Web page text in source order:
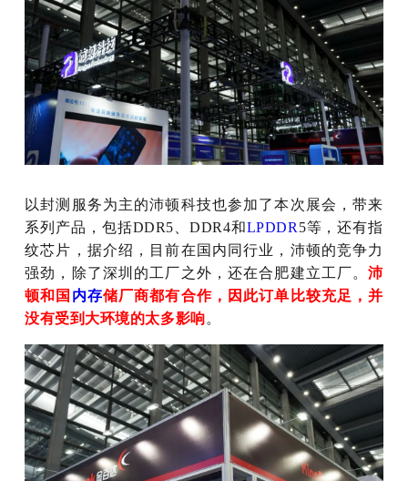
以封测服务为主的沛顿科技也参加了本次展会，带来
系列产品，包括DDR5、DDR4和LPDDR 5等，还有指
纹芯片，据介绍，目前在国内同行业，沛顿的竞争力
强劲，除了深圳的工厂之外，还在合肥建立工厂。沛
顿和国 内存储厂商都有合作，因此订单比较充足，并
没有受到大环境的太多影响。